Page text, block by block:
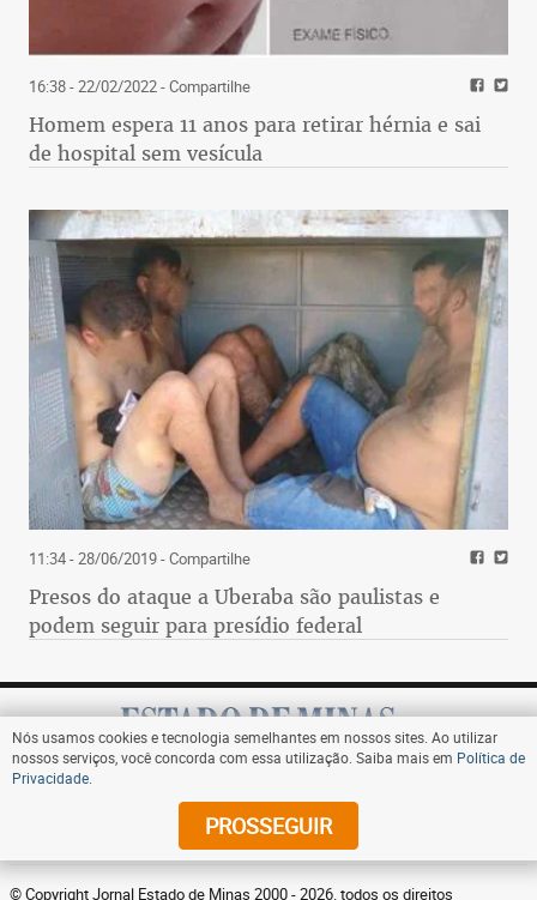
16:38 - 22/02/2022- Compartilhe
Homem espera 11 anos para retirar hérnia e sai
de hospital sem vesícula
11:34 - 28/06/2019- Compartilhe
Presos do ataque a Uberaba são paulistas e
podem seguir para presídio federal
Assine
© Copyright Jornal Estado de Minas 2000 - 2026. todos os direitos
Nós usamos cookies e tecnologia semelhantes em nossos sites. Ao utilizar
nossos serviços, você concorda com essa utilização. Saiba mais em Política de
Privacidade
PROSSEGUIR